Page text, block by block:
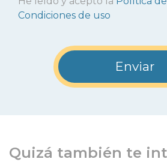
Condiciones de uso
Quizá también te